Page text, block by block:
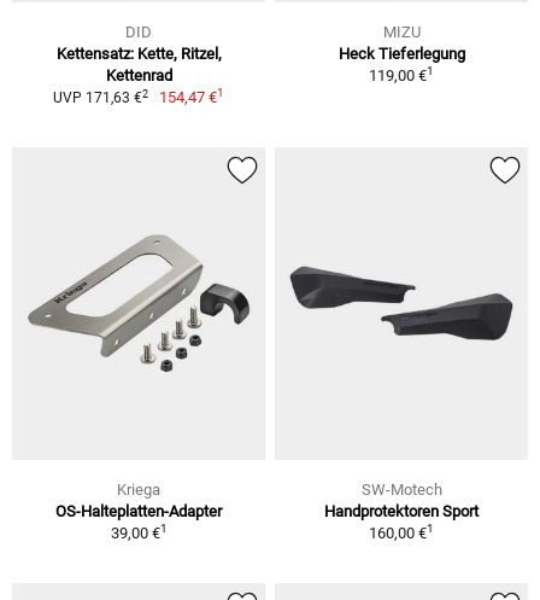
DID
Kettensatz: Kette, Ritzel,
Kettenrad
UVP 171,63 €2 154,47 €1
MIZU
Heck Tieferlegung
119,00 €1
Kriega
OS-Halteplatten-Adapter
39,00 €1
SW-Motech
Handprotektoren Sport
160,00 €1